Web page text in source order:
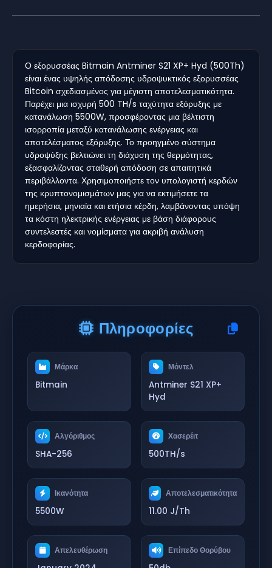
Ο εξορυσσέας Bitmain Antminer S21 XP+ Hyd (500Th)
είναι ένας υψηλής απόδοσης υδροψυκτικός εξορυσσέας
Bitcoin σχεδιασμένος για μέγιστη αποτελεσματικότητα.
Παρέχει μια ισχυρή 500 TH/s ταχύτητα εξόρυξης με
κατανάλωση 5500W, προσφέροντας μια βέλτιστη
ισορροπία μεταξύ κατανάλωσης ενέργειας και
αποτελέσματος εξόρυξης. Το προηγμένο σύστημα
υδροψύξης βελτιώνει τη διάχυση της θερμότητας,
εξασφαλίζοντας σταθερή απόδοση σε απαιτητικά
περιβάλλοντα. Χρησιμοποιήστε τον υπολογιστή κερδών
της κρυπτονομισμάτων μας για να εκτιμήσετε τα
ημερήσια, μηνιαία και ετήσια κέρδη, λαμβάνοντας υπόψη
τα κόστη ηλεκτρικής ενέργειας με βάση διάφορους
συντελεστές και νομίσματα για ακριβή ανάλυση
κερδοφορίας.
Πληροφορίες
Μάρκα
Bitmain
Μόντελ
Antminer S21 XP+
Hyd
Αλγόριθμος
SHA-256
Χασερέιτ
500TH/s
Ικανότητα
5500W
Αποτελεσματικότητα
11.00 J/Th
Απελευθέρωση Επίπεδο Θορύβου